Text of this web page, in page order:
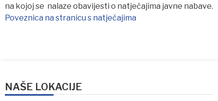
na kojoj se nalaze obavijesti o natječajima javne nabave.
Poveznica na stranicu s natječajima
NAŠE LOKACIJE